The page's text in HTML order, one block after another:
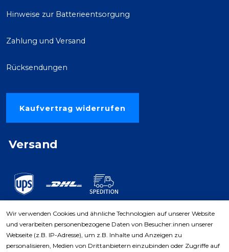
Hinweise zur Batterieentsorgung
Zahlung und Versand
Rücksendungen
Kaufvertrag widerrufen
Versand
Zahlungsarten
Wir verwenden Cookies und ähnliche Technologien auf unserer Website
und verarbeiten personenbezogene Daten von Besucher:innen unserer
Webseite (z.B. IP-Adresse), um z.B. Inhalte und Anzeigen zu
personalisieren, Medien von Drittanbietern einzubinden oder Zugriffe auf